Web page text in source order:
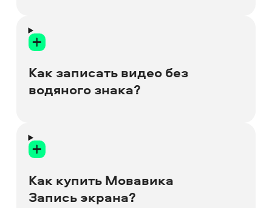
Да, это возможно.
Как записать видео без
водяного знака?
Чтобы записать видео без водяного
знака, вам необходимо
полную версию Мовавика Запись
экранаи вставить ключ активации.
Как купить Мовавика
Запись экрана?